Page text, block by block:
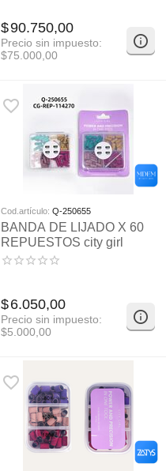
$90.750,00
Precio sin impuesto:
$75.000,00
Cod.artículo: Q-250655
BANDA DE LIJADO X 60
REPUESTOS city girl
$6.050,00
Precio sin impuesto:
$5.000,00